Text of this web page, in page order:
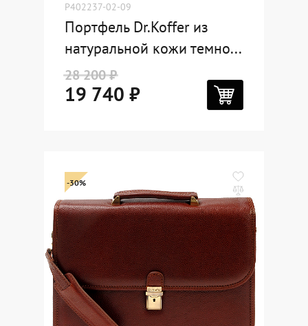
P402237-02-09
Портфель Dr.Koffer из
натуральной кожи темно...
28 200 ₽
19 740 ₽
-30%